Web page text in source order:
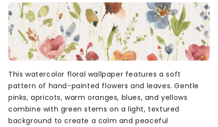
This watercolor floral wallpaper features a soft
pattern of hand-painted flowers and leaves. Gentle
pinks, apricots, warm oranges, blues, and yellows
combine with green stems on a light, textured
background to create a calm and peaceful